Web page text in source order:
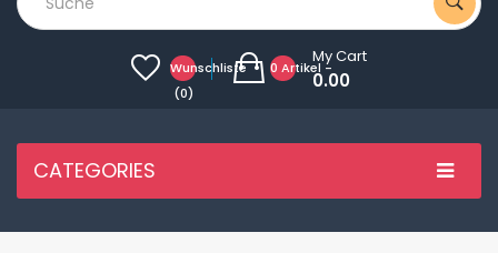
Wunschliste
(0)
0 Artikel -
My Cart
0.00
CATEGORIES